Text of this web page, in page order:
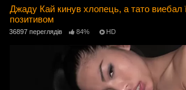
Джаду Кай кинув хлопець, а тато виебал
позитивом
36897 переглядів 84% HD